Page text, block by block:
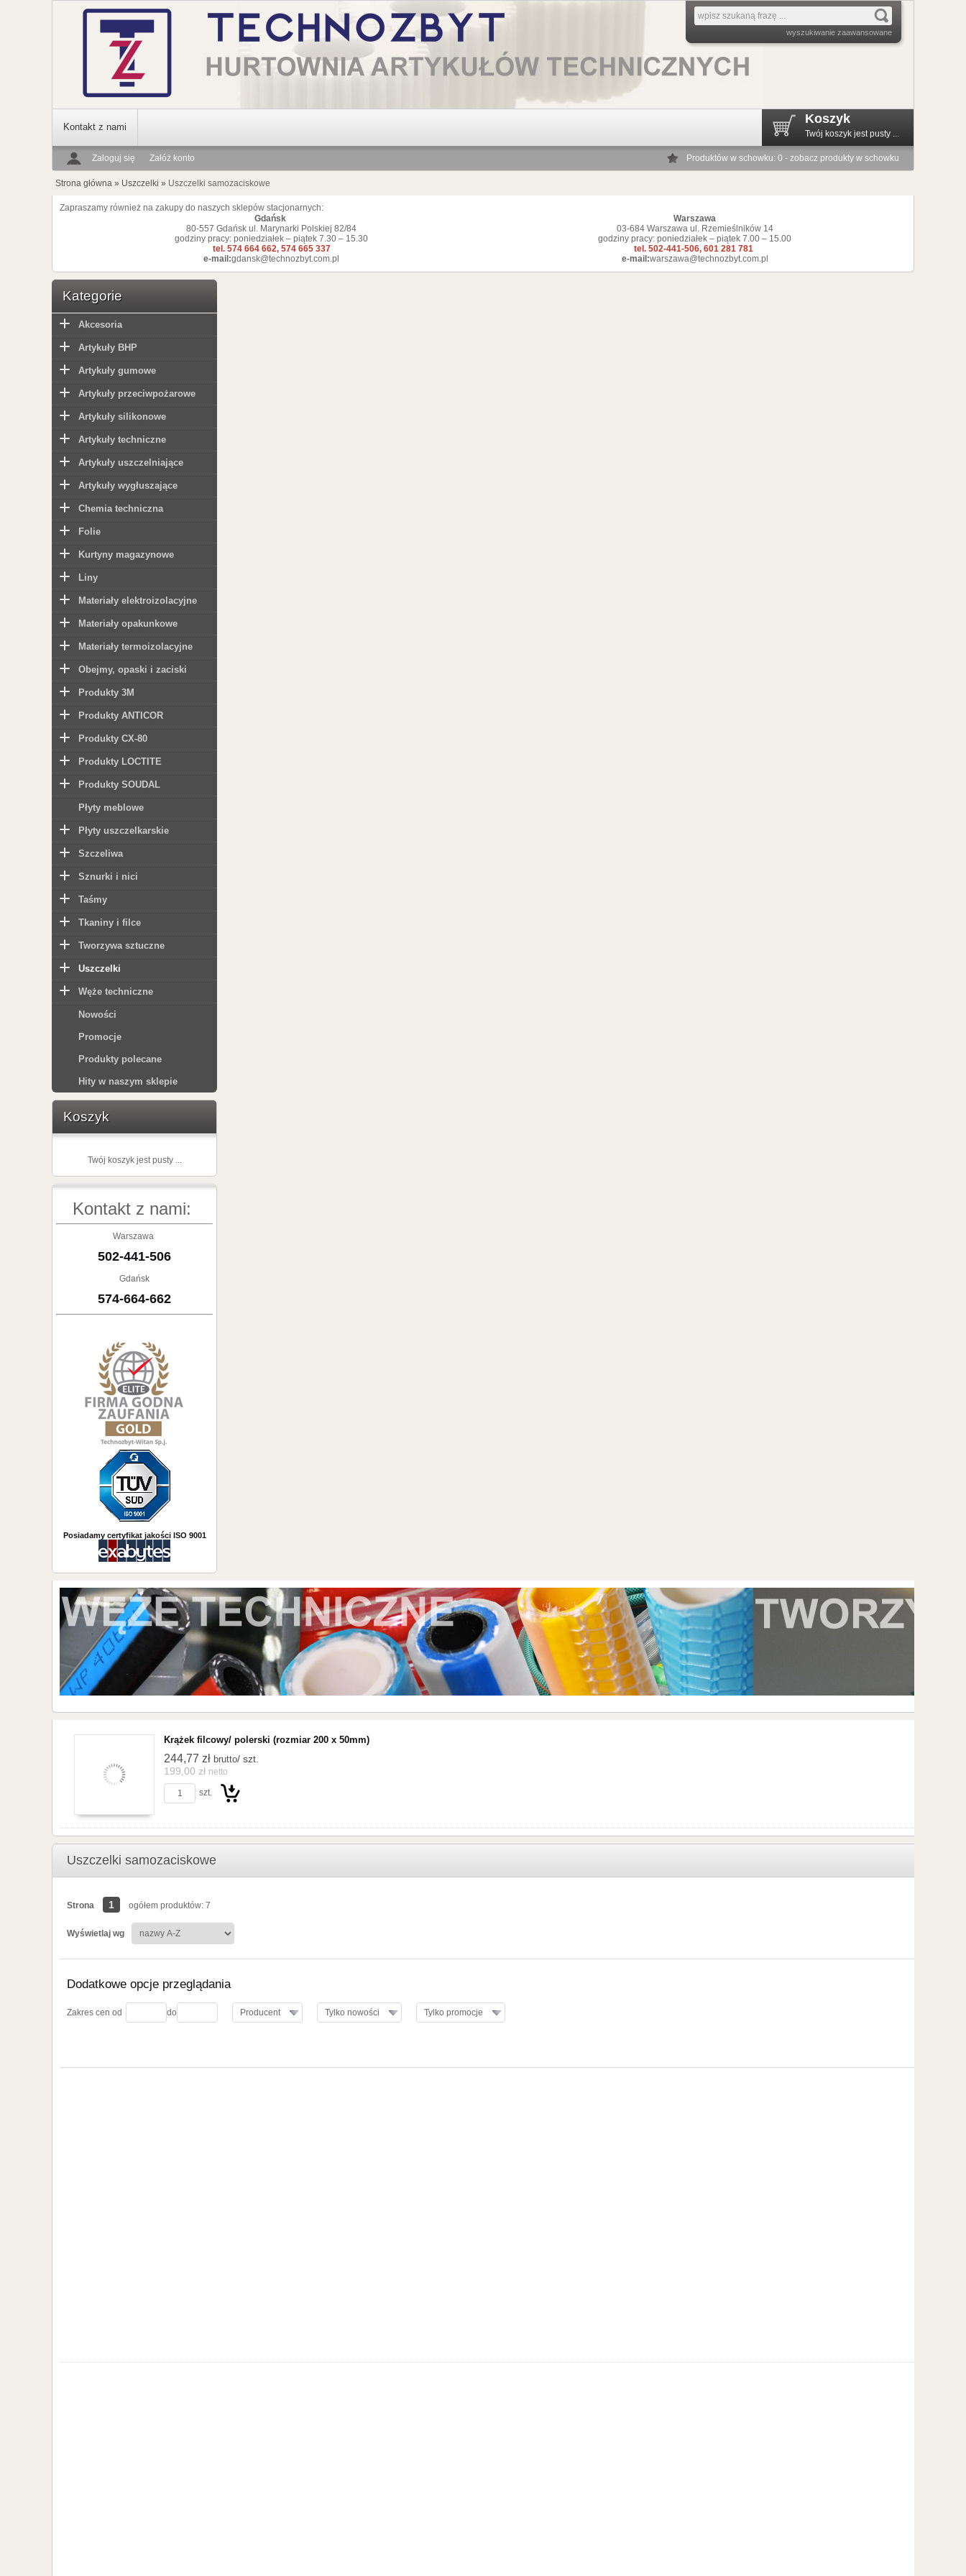
wyszukiwanie zaawansowane
Kontakt z nami
Koszyk
Twój koszyk jest pusty ...
Zaloguj się Załóż konto Produktów w schowku: 0 - zobacz produkty w schowku
Strona główna » Uszczelki » Uszczelki samozaciskowe
Zapraszamy również na zakupy do naszych sklepów stacjonarnych:
Gdańsk
80-557 Gdańsk ul. Marynarki Polskiej 82/84
godziny pracy: poniedziałek – piątek 7.30 – 15.30
tel. 574 664 662, 574 665 337
e-mail:gdansk@technozbyt.com.pl
Warszawa
03-684 Warszawa ul. Rzemieślników 14
godziny pracy: poniedziałek – piątek 7.00 – 15.00
tel. 502-441-506, 601 281 781
e-mail:warszawa@technozbyt.com.pl
Kategorie
Akcesoria
Artykuły BHP
Artykuły gumowe
Artykuły przeciwpożarowe
Artykuły silikonowe
Artykuły techniczne
Artykuły uszczelniające
Artykuły wygłuszające
Chemia techniczna
Folie
Kurtyny magazynowe
Liny
Materiały elektroizolacyjne
Materiały opakunkowe
Materiały termoizolacyjne
Obejmy, opaski i zaciski
Produkty 3M
Produkty ANTICOR
Produkty CX-80
Produkty LOCTITE
Produkty SOUDAL
Płyty meblowe
Płyty uszczelkarskie
Szczeliwa
Sznurki i nici
Taśmy
Tkaniny i filce
Tworzywa sztuczne
Uszczelki
Węże techniczne
Nowości
Promocje
Produkty polecane
Hity w naszym sklepie
Koszyk
Twój koszyk jest pusty ...
Kontakt z nami:
Warszawa
502-441-506
Gdańsk
574-664-662
Posiadamy certyfikat jakości ISO 9001
Krążek filcowy/ polerski (rozmiar 200 x 50mm)
244,77 zł brutto/ szt.
199,00 zł netto
szt.
Uszczelki samozaciskowe
Strona 1 ogółem produktów: 7
Wyświetlaj wg
Dodatkowe opcje przeglądania
Zakres cen od do Producent Tylko nowości Tylko promocje